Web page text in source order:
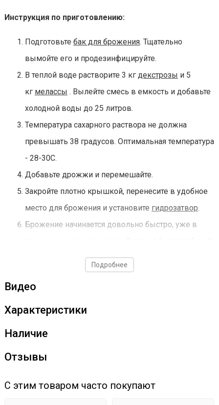
Инструкция по приготовлению:
Подготовьте бак для брожения. Тщательно
вымойте его и продезинфицируйте.
В теплой воде растворите 3 кг декстрозы и 5
кг мелассы . Вылейте смесь в емкость и добавьте
холодной воды до 25 литров.
Температура сахарного раствора не должна
превышать 38 градусов. Оптимальная температура
- 28-30С.
Добавьте дрожжи и перемешайте.
Закройте плотно крышкой, перенесите в удобное
место для брожения и установите гидрозатвор.
Брожение начинается довольно быстро, уже в
По завершении брожения дважды перегоните
брагу на самогонном аппарате.
Дрожжи использовать строго по инструкции!
Подробнее
Видео
Характеристики
Наличие
Отзывы
С этим товаром часто покупают